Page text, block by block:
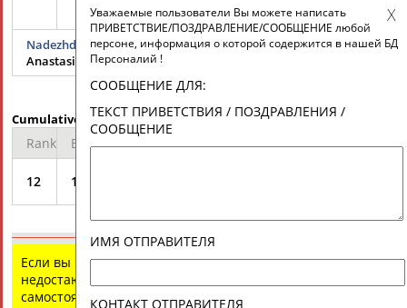
России
Nadezhda SERGEEVA
Anastasia KOCHERZHOVA
Cumulative Result
Rank Bib Team Total Diff
12 11
Если вы нашли ошибку в данных или имеете
недостающую информацию, внесите изменения
самостоятельно
Уважаемые пользователи Вы можете написать
ПРИВЕТСТВИЕ/ПОЗДРАВЛЕНИЕ/СООБЩЕНИЕ любой
персоне, информация о которой содержится в нашей БД
Персоналий !
СООБЩЕНИЕ ДЛЯ:
ТЕКСТ ПРИВЕТСТВИЯ / ПОЗДРАВЛЕНИЯ /
СООБЩЕНИЕ
ИМЯ ОТПРАВИТЕЛЯ
КОНТАКТ ОТПРАВИТЕЛЯ